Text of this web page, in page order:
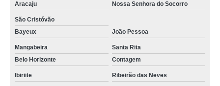
Aracaju
Nossa Senhora do Socorro
São Cristóvão
Bayeux
João Pessoa
Mangabeira
Santa Rita
Belo Horizonte
Contagem
Ibiriite Ribeirão das Neves